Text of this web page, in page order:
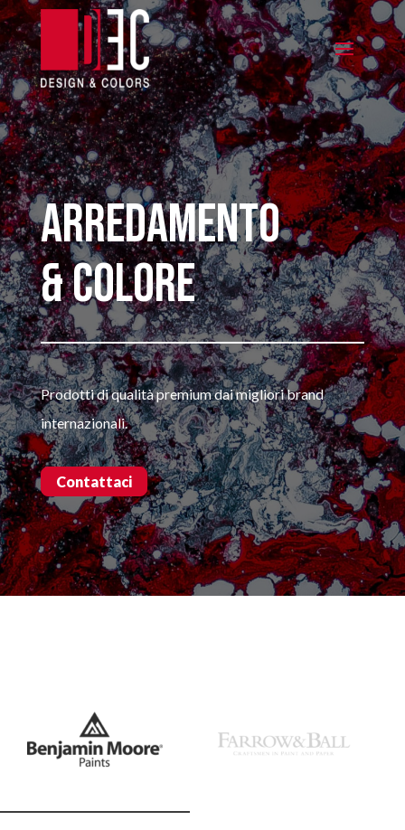
Arredamento
& Colore
Contattaci
Prodotti di qualità premium dai migliori brand
internazionali.